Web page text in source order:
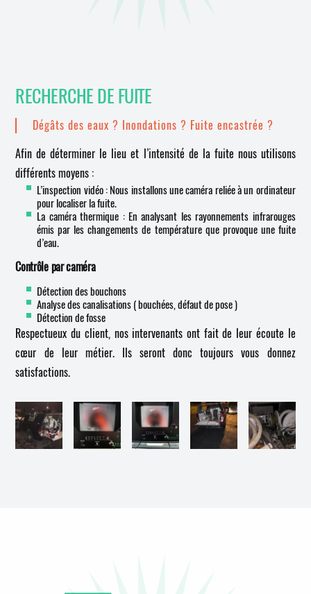
RECHERCHE DE FUITE
Dégâts des eaux ? Inondations ? Fuite encastrée ?
Afin de déterminer le lieu et l’intensité de la fuite nous utilisons
différents moyens :
L’inspection vidéo : Nous installons une caméra reliée à un ordinateur
pour localiser la fuite.
La caméra thermique : En analysant les rayonnements infrarouges
émis par les changements de température que provoque une fuite
d’eau.
Contrôle par caméra
Détection des bouchons
Analyse des canalisations ( bouchées, défaut de pose )
Détection de fosse
Respectueux du client, nos intervenants ont fait de leur écoute le
cœur de leur métier. Ils seront donc toujours vous donnez
satisfactions.